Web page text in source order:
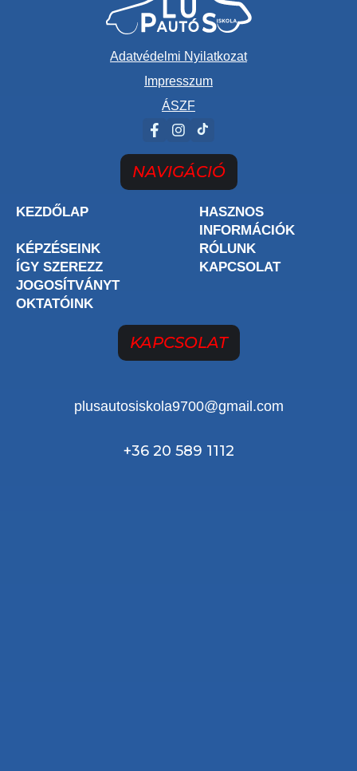
Adatvédelmi Nyilatkozat
Impresszum
ÁSZF
NAVIGÁCIÓ
KEZDŐLAP
HASZNOS
INFORMÁCIÓK
KÉPZÉSEINK
RÓLUNK
ÍGY SZEREZZ
JOGOSÍTVÁNYT
KAPCSOLAT
OKTATÓINK
KAPCSOLAT
plusautosiskola9700@gmail.com
+36 20 589 1112